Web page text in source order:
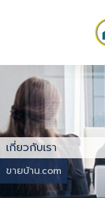
เกี่ยวกับเรา
ขายบ้าน.com